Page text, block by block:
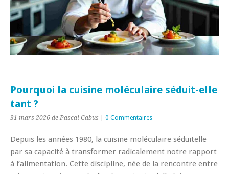
Pourquoi la cuisine moléculaire séduit-elle
tant ?
31 mars 2026 de Pascal Cabus 0 Commentaires
Depuis les années 1980, la cuisine moléculaire séduitelle
par sa capacité à transformer radicalement notre rapport
à l’alimentation. Cette discipline, née de la rencontre entre